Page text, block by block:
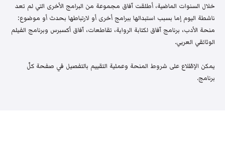
خلال السنوات الماضية، أطلقت آفاق مجموعة من البرامج الأخرى التي لم تعد
ناشطة اليوم إما بسبب استبدالها ببرامج أخرى أو لارتباطها بحدث أو موضوع:
منحة الأدب، برنامج آفاق لكتابة الرواية، تقاطعات، آفاق أكسبرس وبرنامج الفيلم
الوثائقي العربي.
يمكن الإطّلاع على شروط المنحة وعملية التقييم بالتفصيل في صفحة كلّ
برنامج.